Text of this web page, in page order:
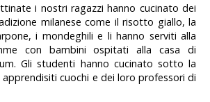
i nostri ragazzi hanno cucinato dei
milanese come il risotto giallo, la
i mondeghili e li hanno serviti alla
con bambini ospitati alla casa di
Gli studenti hanno cucinato sotto la
cuochi e dei loro professori di